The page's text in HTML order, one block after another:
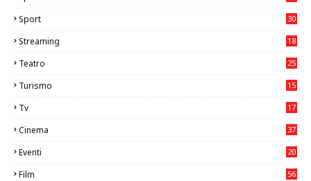
Sport
30
Streaming 18
Teatro
25
Turismo
15
Tv
17
Cinema
37
Eventi
20
Film
56